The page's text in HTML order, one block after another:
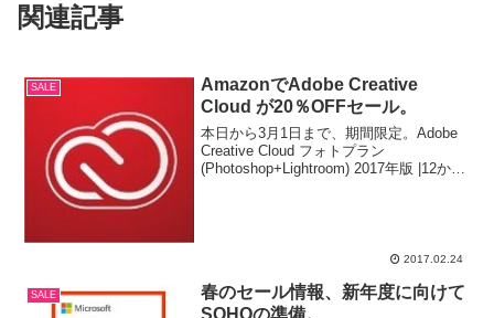
関連記事
SALE
AmazonでAdobe Creative
Cloud が20％OFFセール。
本日から3月1日まで、期間限定。Adobe
Creative Cloud フォトプラン
(Photoshop+Lightroom) 2017年版 |12か月
2017.02.24
SALE
春のセール情報、新年度に向けて
SOHOの準備。